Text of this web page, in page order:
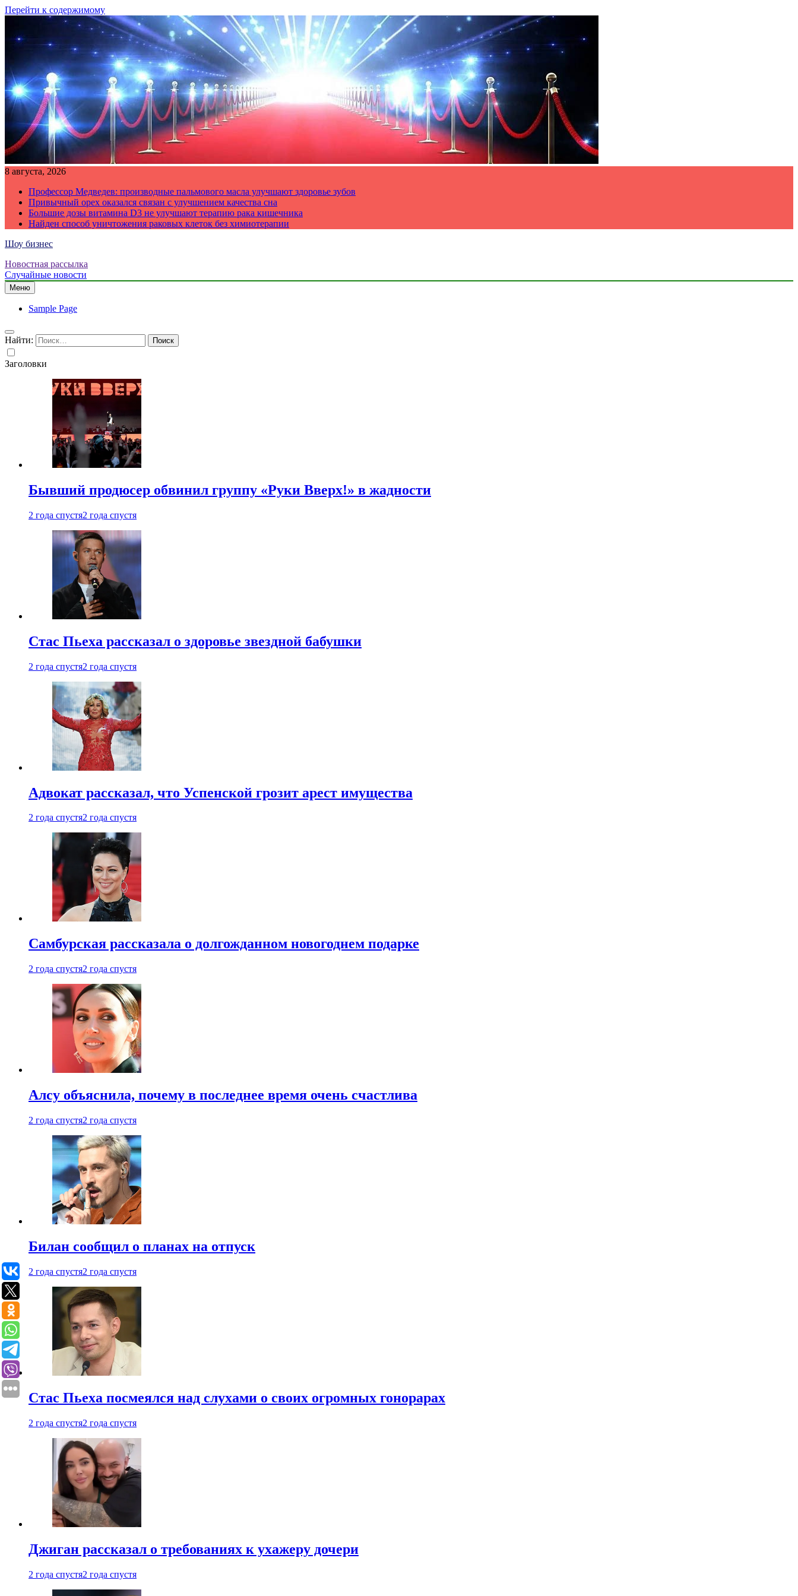
Перейти к содержимому
8 августа, 2026
Профессор Медведев: производные пальмового масла улучшают здоровье зубов
Привычный орех оказался связан с улучшением качества сна
Большие дозы витамина D3 не улучшают терапию рака кишечника
Найден способ уничтожения раковых клеток без химиотерапии
Шоу бизнес
Новостная рассылка
Случайные новости
Меню
Sample Page
Найти:
Заголовки
Бывший продюсер обвинил группу «Руки Вверх!» в жадности
2 года спустя2 года спустя
Стас Пьеха рассказал о здоровье звездной бабушки
2 года спустя2 года спустя
Адвокат рассказал, что Успенской грозит арест имущества
2 года спустя2 года спустя
Самбурская рассказала о долгожданном новогоднем подарке
2 года спустя2 года спустя
Алсу объяснила, почему в последнее время очень счастлива
2 года спустя2 года спустя
Билан сообщил о планах на отпуск
2 года спустя2 года спустя
Стас Пьеха посмеялся над слухами о своих огромных гонорарах
2 года спустя2 года спустя
Джиган рассказал о требованиях к ухажеру дочери
2 года спустя2 года спустя